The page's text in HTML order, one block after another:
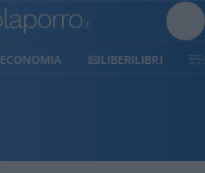
ECONOMIA LIBERILIBRI